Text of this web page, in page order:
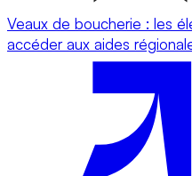
Veaux de boucherie : les
accéder aux aides